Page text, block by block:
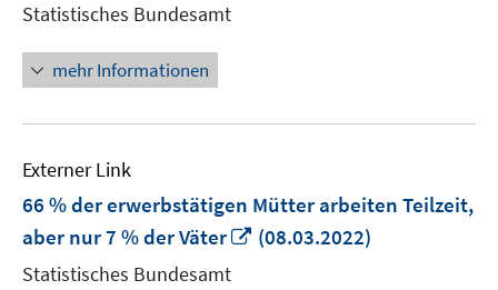
Statistisches Bundesamt
mehr Informationen
Externer Link
66 % der erwerbstätigen Mütter arbeiten Teilzeit,
aber nur 7 % der Väter
In
(08.03.2022)
Statistisches Bundesamt